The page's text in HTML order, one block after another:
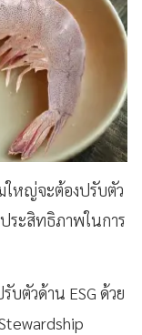
ใหญ่จะต้องปรับตัว
ระสิทธิภาพในการ
ตัวด้าน ESG ด้วย